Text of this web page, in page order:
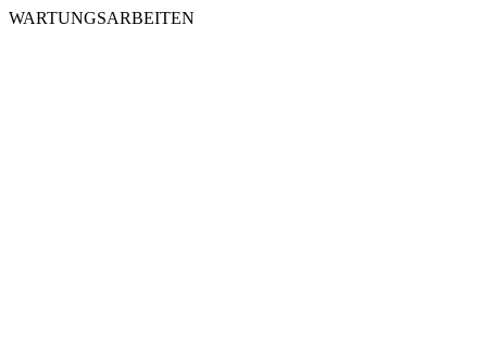
WARTUNGSARBEITEN